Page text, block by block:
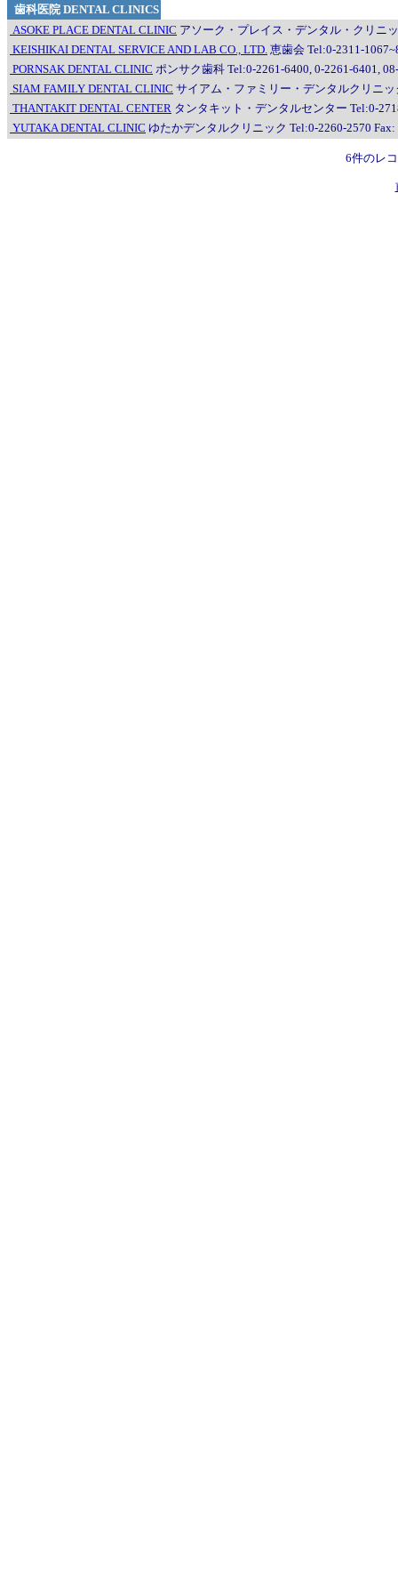
歯科医院 DENTAL CLINICS
ASOKE PLACE DENTAL CLINIC アソーク・プレイス・デンタル・クリニ
KEISHIKAI DENTAL SERVICE AND LAB CO., LTD. 恵歯会 Tel:0-2311-
PORNSAK DENTAL CLINIC ポンサク歯科 Tel:0-2261-6400, 0-2261-6401,
SIAM FAMILY DENTAL CLINIC サイアム・ファミリー・デンタルクリニッ
THANTAKIT DENTAL CENTER タンタキット・デンタルセンター Tel:0-
YUTAKA DENTAL CLINIC ゆたかデンタルクリニック Tel:0-2260-2570 Fax:
6件のレ